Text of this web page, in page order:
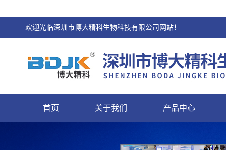
欢迎光临深圳市博大精科生物科技有限公司网站！
首页 关于我们 产品中心